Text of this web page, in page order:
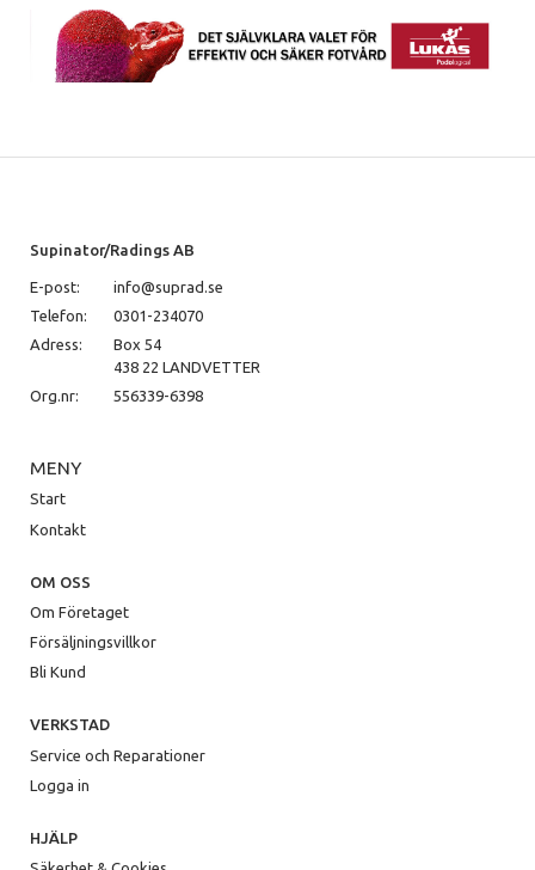
Supinator/Radings AB
E-post:
info@suprad.se
Telefon:
0301-234070
Adress:
Box 54
438 22 LANDVETTER
Org.nr:
556339-6398
MENY
Start
Kontakt
OM OSS
Om Företaget
Försäljningsvillkor
Bli Kund
VERKSTAD
Service och Reparationer
Logga in
HJÄLP